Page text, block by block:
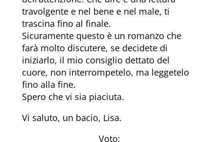
travolgente e nel bene e nel male, ti
trascina fino al finale.
Sicuramente questo è un romanzo che
farà molto discutere, se decidete di
iniziarlo, il mio consiglio dettato del
cuore, non interrompetelo, ma leggetelo
fino alla fine.
Spero che vi sia piaciuta.
Vi saluto, un bacio, Lisa.
Voto: